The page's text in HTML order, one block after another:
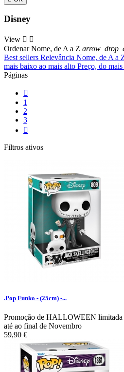
Disney
View  
Ordenar Nome, de A a Z
Best sellers Relevância Nome, de A a
mais baixo ao mais alto Preço, do
Páginas

1
2
3

Filtros ativos
.Pop Funko - (25cm) -...
Promoção de HALLOWEEN limitada
até ao final de Novembro
59,90 €